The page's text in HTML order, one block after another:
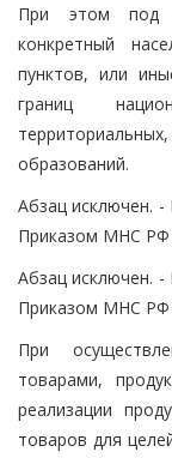
При этом под
конкретный
пунктов, или
границ
образований.
Абзац исключен.
Приказом МНС РФ
Абзац исключен.
Приказом МНС РФ
При
товарами,
реализации
товаров для